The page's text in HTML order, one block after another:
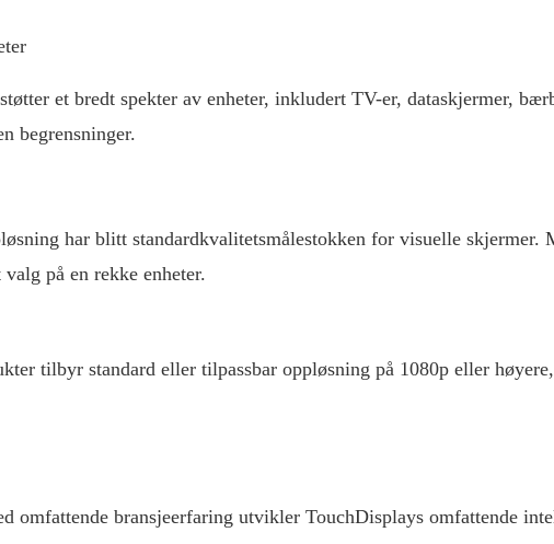
et bredt spekter av enheter, inkludert TV-er, dataskjermer,
begrensninger.
har blitt standardkvalitetsmålestokken for visuelle
på en rekke enheter.
tilbyr standard eller tilpassbar oppløsning på 1080p eller
omfattende bransjeerfaring utvikler TouchDisplays omfattende